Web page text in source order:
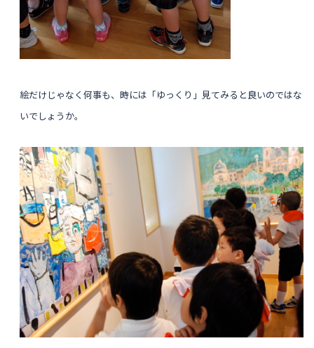
絵だけじゃなく何事も、時には「ゆっくり」見てみると良いのではな
いでしょうか。